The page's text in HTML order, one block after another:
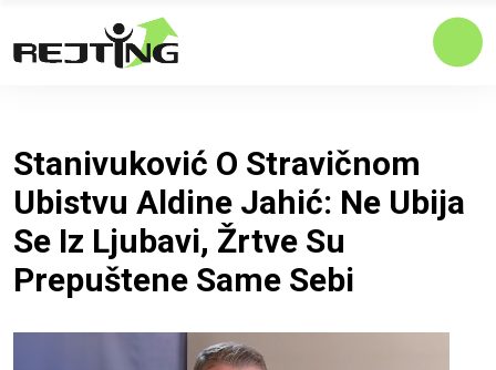
Stanivuković O Stravičnom
Ubistvu Aldine Jahić: Ne Ubija
Se Iz Ljubavi, Žrtve Su
Prepuštene Same Sebi